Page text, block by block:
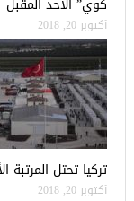
أكتوبر 20, 2018
تركيا تحتل المرتبة
أكتوبر 20, 2018